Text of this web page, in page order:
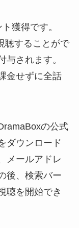
獲得です。
聴することがで
与されます。
金せずに全話
の公式
ダウンロード
メールアドレ
後、検索バー
聴を開始でき